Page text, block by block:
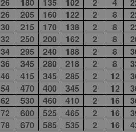
26 180 135 102 2 4
26 205 160 122 2 8
30 215 170 138 2 8
32 250 200 162 2 8
34 295 240 188 2 8
36 345 280 218 2 8
46 415 345 285 2 12
54 470 400 345 2 12
62 530 460 410 2 16
72 600 525 465 2 16
78 670 585 535 2 16